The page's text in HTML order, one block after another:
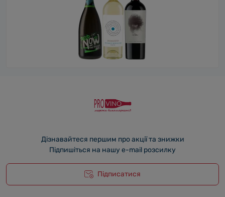
Дізнавайтеся першим про акції та знижки
Підпишіться на нашу e-mail розсилку
Підписатися